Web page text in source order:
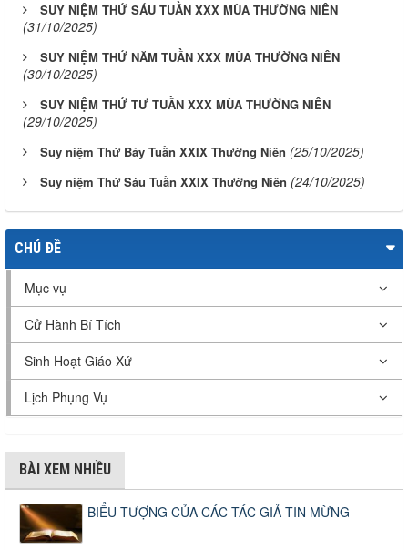
SUY NIỆM THỨ SÁU TUẦN XXX MÙA THƯỜNG NIÊN
(31/10/2025)
SUY NIỆM THỨ NĂM TUẦN XXX MÙA THƯỜNG NIÊN
(30/10/2025)
SUY NIỆM THỨ TƯ TUẦN XXX MÙA THƯỜNG NIÊN
(29/10/2025)
Suy niệm Thứ Bảy Tuần XXIX Thường Niên (25/10/2025)
Suy niệm Thứ Sáu Tuần XXIX Thường Niên (24/10/2025)
CHỦ ĐỀ
Mục vụ
Cử Hành Bí Tích
Sinh Hoạt Giáo Xứ
Lịch Phụng Vụ
BÀI XEM NHIỀU
BIỂU TƯỢNG CỦA CÁC TÁC GIẢ TIN MỪNG